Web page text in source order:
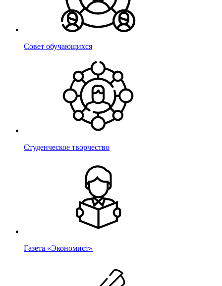
Совет обучающихся
Студенческое творчество
Газета «Экономист»